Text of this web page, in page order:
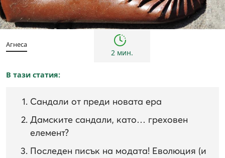
Жени история Мъже ретро
Агнеса
2 мин.
В тази статия:
Сандали от преди новата ера
Дамските сандали, като… греховен
елемент?
Последен писък на модата! Еволюция (и